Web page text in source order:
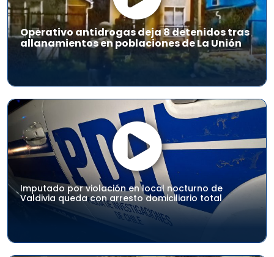
Operativo antidrogas deja 8 detenidos tras
allanamientos en poblaciones de La Unión
Imputado por violación en local nocturno de
Valdivia queda con arresto domiciliario total